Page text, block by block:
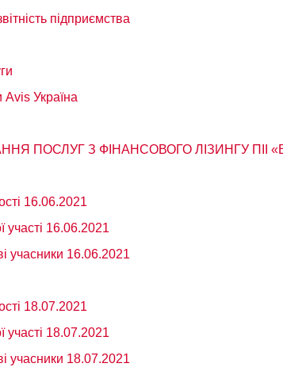
підприємства
Avis Україна
ПОСЛУГ З ФІНАНСОВОГО ЛІЗИНГУ ПІІ
16.06.2021
участі 16.06.2021
учасники 16.06.2021
18.07.2021
участі 18.07.2021
учасники 18.07.2021